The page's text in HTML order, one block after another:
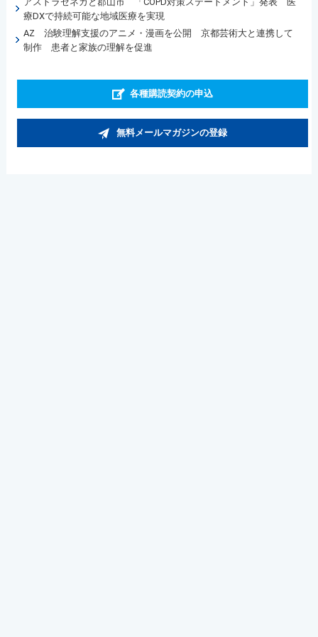
療DXで持続可能な地域医療を実現
AZ 治験理解支援のアニメ・漫画を公開 京都芸術大と連携して
制作 患者と家族の理解を促進
各種購読契約の申込
無料メールマガジンの登録